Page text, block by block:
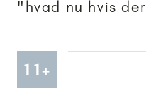
"hvad nu hvis
11+ Artikler